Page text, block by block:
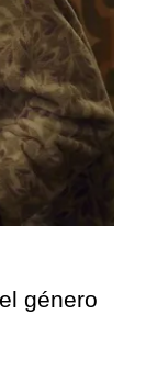
género